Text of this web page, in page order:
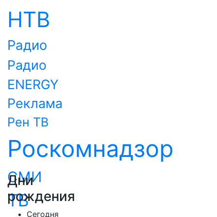
НТВ
Радио
Радио
ENERGY
Реклама
Рен ТВ
Роскомнадзор
СМИ
ТВ
Дни
рождения
Сегодня